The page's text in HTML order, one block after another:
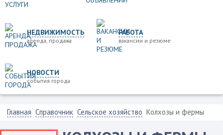
НЕДВИЖИМОСТЬ
аренда, продажа
РАБОТА
вакансии и резюме
НОВОСТИ
события города
Главная Справочник Сельское хозяйство Колхозы и фермы